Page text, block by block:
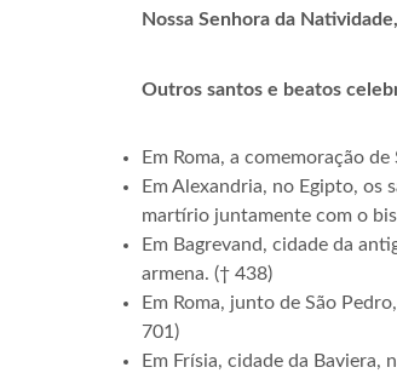
Nossa Senhora da
Outros santos e beatos
Em Roma, a comemoração de
Em Alexandria, no Egipto, os
martírio juntamente com o
Em Bagrevand, cidade da
armena. († 438)
Em Roma, junto de São
701)
Em Frísia, cidade da Baviera,